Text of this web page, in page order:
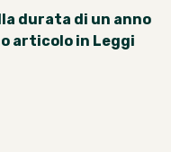
durata di un anno
articolo in Leggi